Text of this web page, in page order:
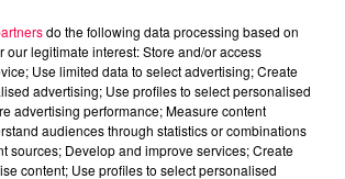
Haute Marne
Meuse Grand Est
do the following data processing based on
our legitimate interest: Store and/or access
Use limited data to select advertising; Create
advertising; Use profiles to select personalised
advertising performance; Measure content
audiences through statistics or combinations
sources; Develop and improve services; Create
content; Use profiles to select personalised